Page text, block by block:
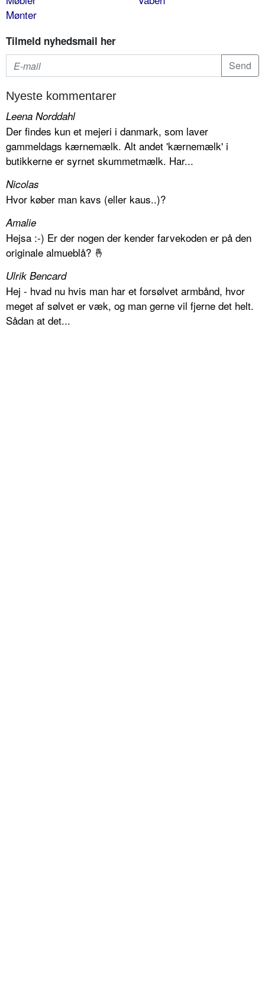
Mønter
Tilmeld nyhedsmail her
Nyeste kommentarer
Leena Norddahl
Der findes kun et mejeri i danmark, som laver
gammeldags kærnemælk. Alt andet 'kærnemælk' i
butikkerne er syrnet skummetmælk. Har...
Nicolas
Hvor køber man kavs (eller kaus..)?
Amalie
Hejsa :-) Er der nogen der kender farvekoden er på den
originale almueblå? 🤞
Ulrik Bencard
Hej - hvad nu hvis man har et forsølvet armbånd, hvor
meget af sølvet er væk, og man gerne vil fjerne det helt.
Sådan at det...